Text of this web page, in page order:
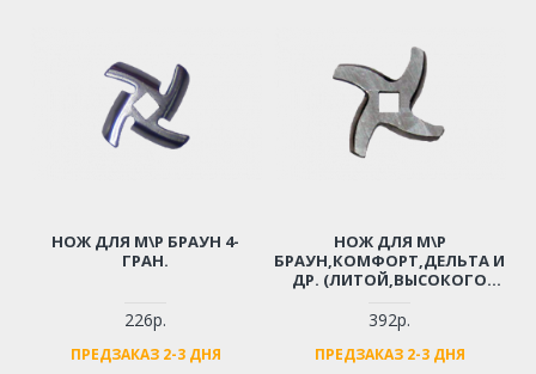
НОЖ ДЛЯ М\Р БРАУН 4-
ГРАН.
226р.
ПРЕДЗАКАЗ 2-3 ДНЯ
НОЖ ДЛЯ М\Р
БРАУН,КОМФОРТ,ДЕЛЬТА И
ДР. (ЛИТОЙ,ВЫСОКОГО
392р.
ПРЕДЗАКАЗ 2-3 ДНЯ